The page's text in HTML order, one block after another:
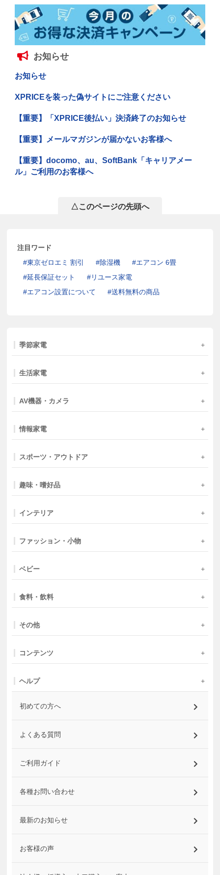
お知らせ
お知らせ
XPRICEを装った偽サイトにご注意ください
【重要】「XPRICE後払い」決済終了のお知らせ
【重要】メールマガジンが届かないお客様へ
【重要】docomo、au、SoftBank「キャリアメー
ル」ご利用のお客様へ
△このページの先頭へ
注目ワード
東京ゼロエミ 割引
除湿機
エアコン 6畳
延長保証セット
リユース家電
エアコン設置について
送料無料の商品
季節家電
生活家電
AV機器・カメラ
情報家電
スポーツ・アウトドア
趣味・嗜好品
インテリア
ファッション・小物
ベビー
食料・飲料
その他
コンテンツ
ヘルプ
初めての方へ
よくある質問
ご利用ガイド
各種お問い合わせ
最新のお知らせ
お客様の声